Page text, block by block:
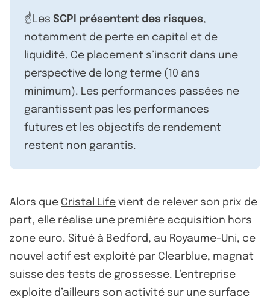
☝️Les SCPI présentent des risques,
notamment de perte en capital et de
liquidité. Ce placement s’inscrit dans une
perspective de long terme (10 ans
minimum). Les performances passées ne
garantissent pas les performances
futures et les objectifs de rendement
restent non garantis.
Alors que Cristal Life vient de relever son prix de
part, elle réalise une première acquisition hors
zone euro. Situé à Bedford, au Royaume-Uni, ce
nouvel actif est exploité par Clearblue, magnat
suisse des tests de grossesse. L’entreprise
exploite d’ailleurs son activité sur une surface